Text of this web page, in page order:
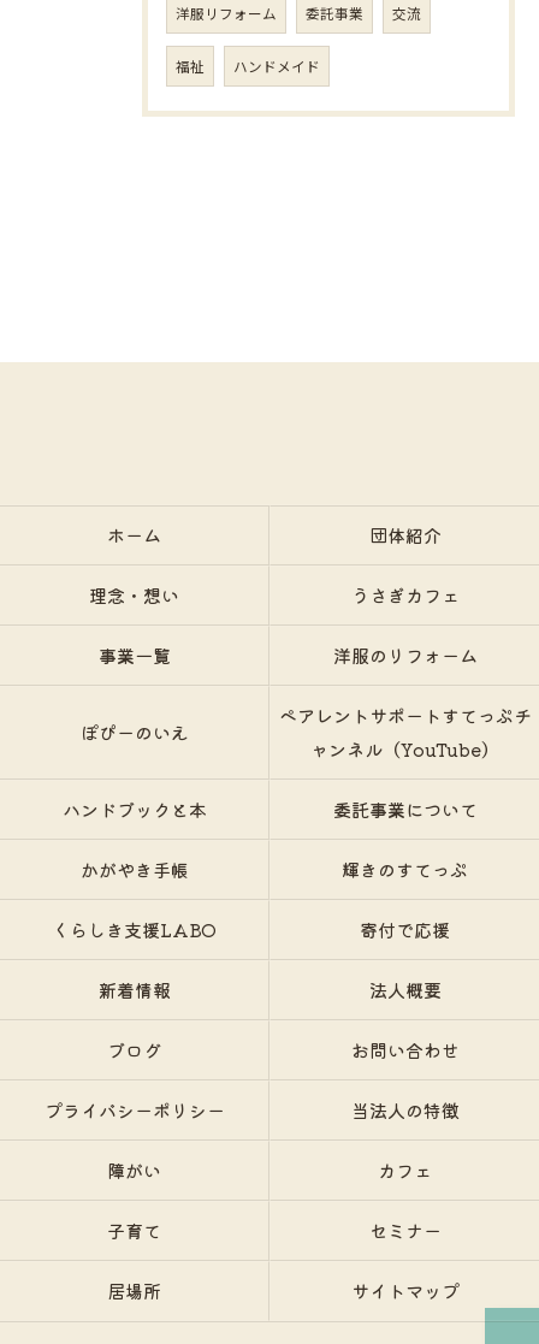
洋服リフォーム 委託事業 交流
福祉 ハンドメイド
ホーム 団体紹介
理念・想い うさぎカフェ
事業一覧 洋服のリフォーム
ぽぴーのいえ
ペアレントサポートすてっぷチ
ャンネル（YouTube）
ハンドブックと本 委託事業について
かがやき手帳 輝きのすてっぷ
くらしき支援LABO 寄付で応援
新着情報 法人概要
ブログ お問い合わせ
プライバシーポリシー 当法人の特徴
障がい カフェ
子育て セミナー
居場所 サイトマップ